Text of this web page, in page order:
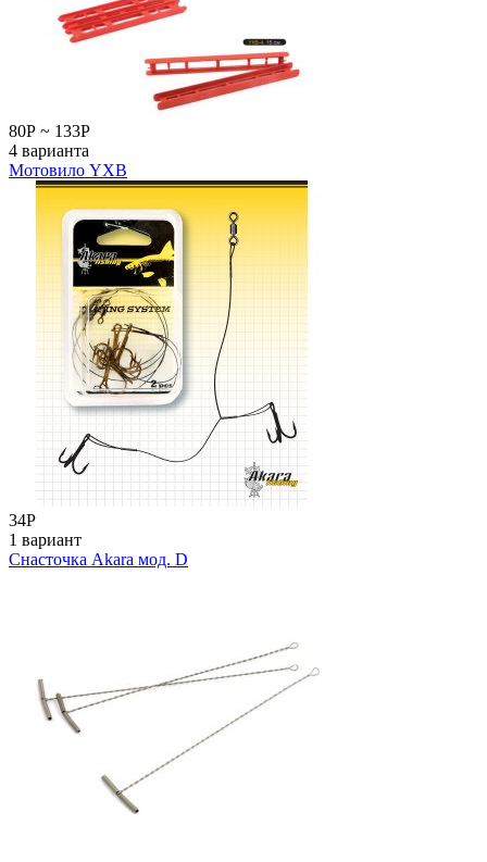
80Р ~ 133Р
4 варианта
Мотовило YXB
34Р
1 вариант
Снасточка Akara мод. D